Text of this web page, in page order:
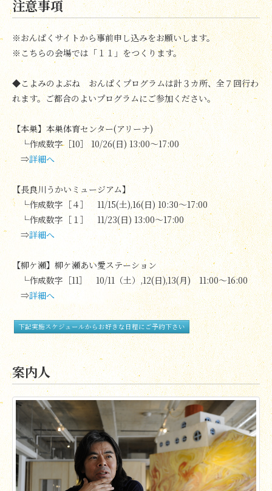
注意事項
※おんぱくサイトから事前申し込みをお願いします。
※こちらの会場では「１１」をつくります。
◆こよみのよぶね おんぱくプログラムは計３カ所、全７回行わ
れます。ご都合のよいプログラムにご参加ください。
【本巣】本巣体育センター(アリーナ)
└作成数字［10］ 10/26(日) 13:00～17:00
⇒詳細へ
【長良川うかいミュージアム】
└作成数字［４］ 11/15(土),16(日) 10:30～17:00
└作成数字［１］ 11/23(日) 13:00～17:00
⇒詳細へ
【柳ケ瀬】柳ケ瀬あい愛ステーション
└作成数字［11］ 10/11（土）,12(日),13(月) 11:00～16:00
⇒詳細へ
下記実施スケジュールからお好きな日程にご予約下さい
案内人